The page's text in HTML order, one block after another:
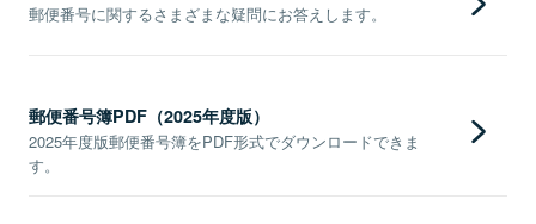
郵便番号に関するさまざまな疑問にお答えします。
郵便番号簿PDF（2025年度版）
2025年度版郵便番号簿をPDF形式でダウンロードできま
す。